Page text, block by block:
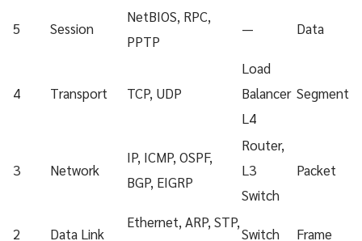
5 Session
NetBIOS, RPC,
PPTP
— Data
4 Transport TCP, UDP
Load
Balancer
L4
Segment
3 Network
IP, ICMP, OSPF,
BGP, EIGRP
Router,
L3
Switch
Packet
2 Data Link
Ethernet, ARP, STP,
Switch Frame